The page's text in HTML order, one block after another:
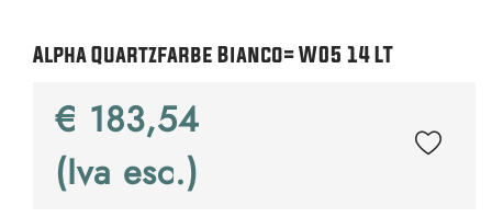
Alpha Quartzfarbe Bianco= W05 14 LT
€ 183,54
(Iva esc.)